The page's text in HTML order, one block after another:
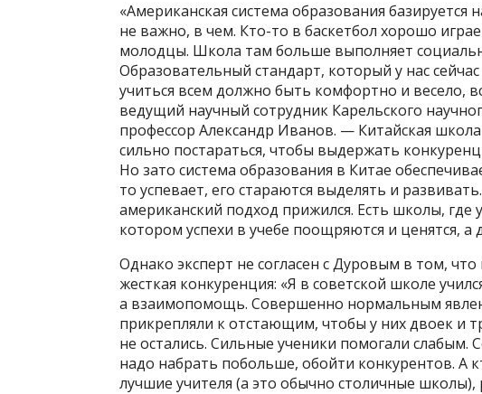
«Американская система образования
не важно, в чем. Кто-то в баскетбол хорошо
молодцы. Школа там больше выполняет
Образовательный стандарт, который у нас
учиться всем должно быть комфортно и весело,
ведущий научный сотрудник Карельского
профессор Александр Иванов. — Китайская
сильно постараться, чтобы выдержать
Но зато система образования в Китае
то успевает, его стараются выделять и
американский подход прижился. Есть школы,
котором успехи в учебе поощряются и ценятся, а
Однако эксперт не согласен с Дуровым в том,
жесткая конкуренция: «Я в советской школе
а взаимопомощь. Совершенно нормальным
прикрепляли к отстающим, чтобы у них двоек и
не остались. Сильные ученики помогали слабым.
надо набрать побольше, обойти конкурентов. А
лучшие учителя (а это обычно столичные школы),